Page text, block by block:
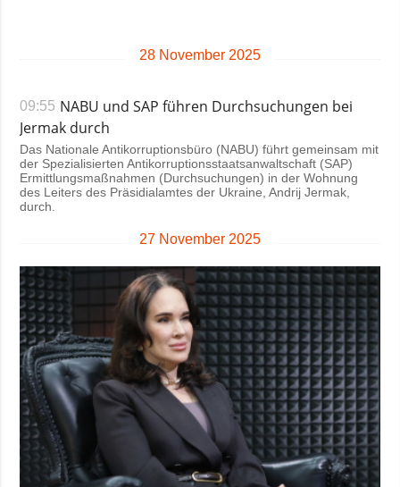
28 November 2025
09:55 NABU und SAP führen Durchsuchungen bei
Jermak durch
Das Nationale Antikorruptionsbüro (NABU) führt gemeinsam mit
der Spezialisierten Antikorruptionsstaatsanwaltschaft (SAP)
Ermittlungsmaßnahmen (Durchsuchungen) in der Wohnung
des Leiters des Präsidialamtes der Ukraine, Andrij Jermak,
durch.
27 November 2025